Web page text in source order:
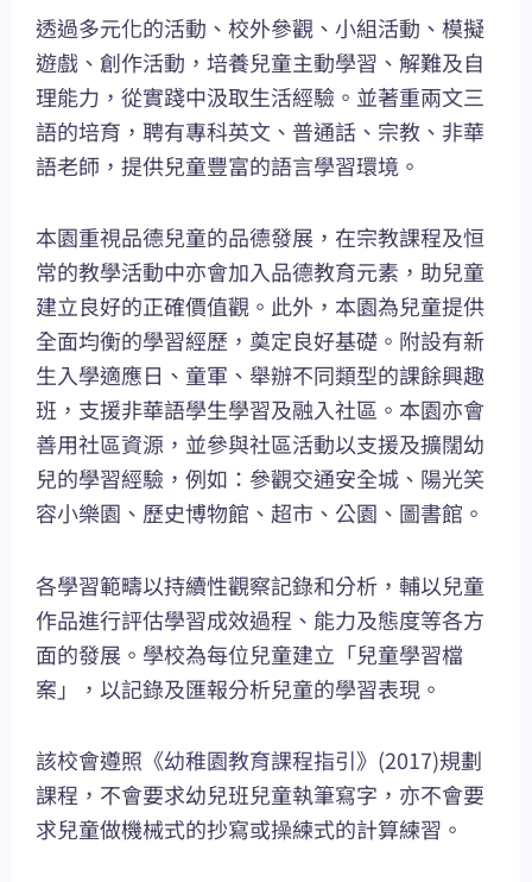
透過多元化的活動、校外參觀、小組活動、模擬
遊戲、創作活動，培養兒童主動學習、解難及自
理能力，從實踐中汲取生活經驗。並著重兩文三
語的培育，聘有專科英文、普通話、宗教、非華
語老師，提供兒童豐富的語言學習環境。
本園重視品德兒童的品德發展，在宗教課程及恒
常的教學活動中亦會加入品德教育元素，助兒童
建立良好的正確價值觀。此外，本園為兒童提供
全面均衡的學習經歷，奠定良好基礎。附設有新
生入學適應日、童軍、舉辦不同類型的課餘興趣
班，支援非華語學生學習及融入社區。本園亦會
善用社區資源，並參與社區活動以支援及擴闊幼
兒的學習經驗，例如：參觀交通安全城、陽光笑
容小樂園、歷史博物館、超市、公園、圖書館。
各學習範疇以持續性觀察記錄和分析，輔以兒童
作品進行評估學習成效過程、能力及態度等各方
面的發展。學校為每位兒童建立「兒童學習檔
案」，以記錄及匯報分析兒童的學習表現。
該校會遵照《幼稚園教育課程指引》(2017)規劃
課程，不會要求幼兒班兒童執筆寫字，亦不會要
求兒童做機械式的抄寫或操練式的計算練習。